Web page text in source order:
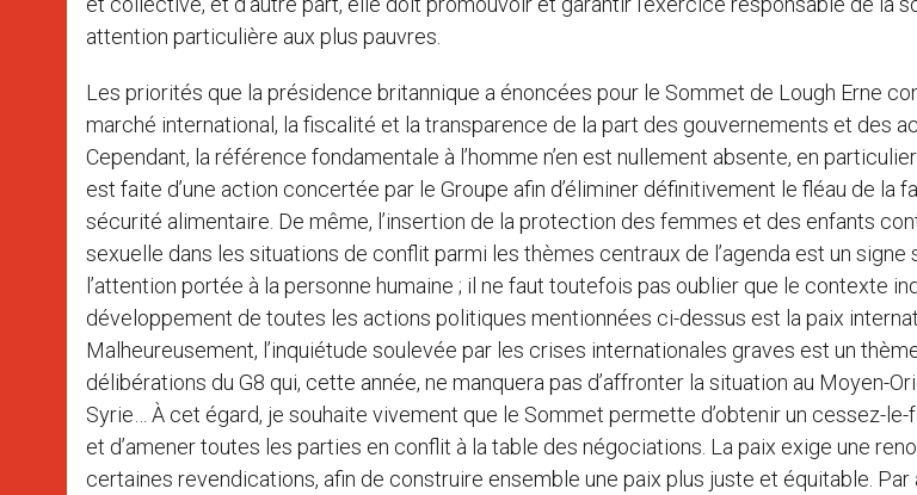
attention particulière aux plus pauvres.
Les priorités que la présidence britannique a énoncées pour le Sommet de Lough Erne
marché international, la fiscalité et la transparence de la part des gouvernements et des
Cependant, la référence fondamentale à l’homme n’en est nullement absente, en
est faite d’une action concertée par le Groupe afin d’éliminer définitivement le fléau de la
sécurité alimentaire. De même, l’insertion de la protection des femmes et des enfants
sexuelle dans les situations de conflit parmi les thèmes centraux de l’agenda est un signe
l’attention portée à la personne humaine ; il ne faut toutefois pas oublier que le contexte
développement de toutes les actions politiques mentionnées ci-dessus est la paix
Malheureusement, l’inquiétude soulevée par les crises internationales graves est un
délibérations du G8 qui, cette année, ne manquera pas d’affronter la situation au Moyen-
Syrie… À cet égard, je souhaite vivement que le Sommet permette d’obtenir un cessez-
et d’amener toutes les parties en conflit à la table des négociations. La paix exige une
certaines revendications, afin de construire ensemble une paix plus juste et équitable. Par